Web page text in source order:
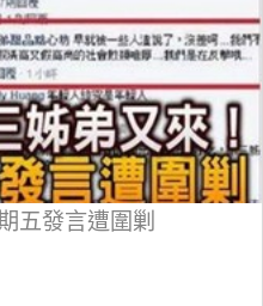
五發言遭圍剿